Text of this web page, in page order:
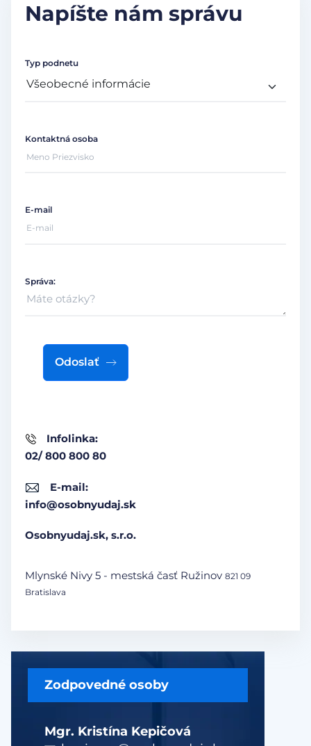
Zodpovedné osoby
Mgr. Kristína Kepičová
Napíšte nám správu
Infolinka:
02/ 800 800 80
E-mail:
info@osobnyudaj.sk
Osobnyudaj.sk, s.r.o.
Mlynské Nivy 5 - mestská časť Ružinov 821 09
Bratislava
Typ podnetu
Kontaktná osoba
E-mail
Správa:
Odoslať